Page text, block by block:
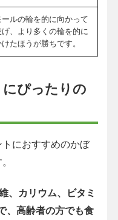
ールの輪を的に向かって
げ、より多くの輪を的に
けたほうが勝ちです。
ぴったりの
におすすめのかぼ
、カリウム、ビタミ
、高齢者の方でも食